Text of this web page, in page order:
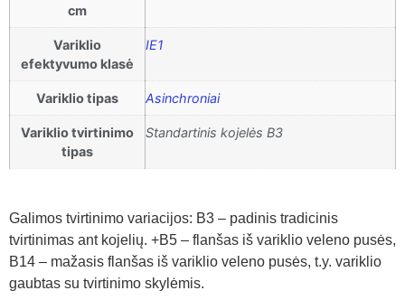
cm
Variklio
efektyvumo klasė
IE1
Variklio tipas Asinchroniai
Variklio tvirtinimo
tipas
Standartinis kojelės B3
Galimos tvirtinimo variacijos: B3 – padinis tradicinis
tvirtinimas ant kojelių. +B5 – flanšas iš variklio veleno pusės,
B14 – mažasis flanšas iš variklio veleno pusės, t.y. variklio
gaubtas su tvirtinimo skylėmis.